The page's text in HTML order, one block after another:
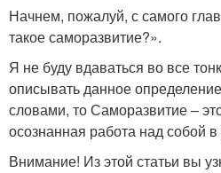
Начнем, пожалуй, с самого
такое саморазвитие?».
Я не буду вдаваться во все
описывать данное
словами, то Саморазвитие –
осознанная работа над собой
Внимание! Из этой статьи вы